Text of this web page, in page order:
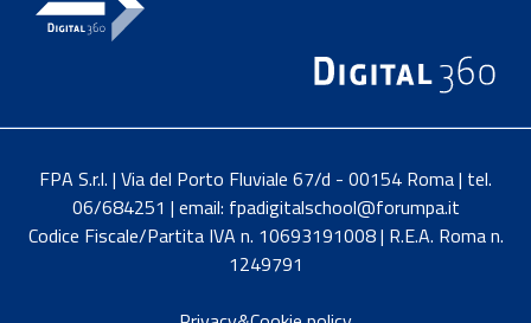
FPA S.r.l. | Via del Porto Fluviale 67/d - 00154 Roma | tel.
06/684251 | email: fpadigitalschool@forumpa.it
Codice Fiscale/Partita IVA n. 10693191008 | R.E.A. Roma n.
1249791